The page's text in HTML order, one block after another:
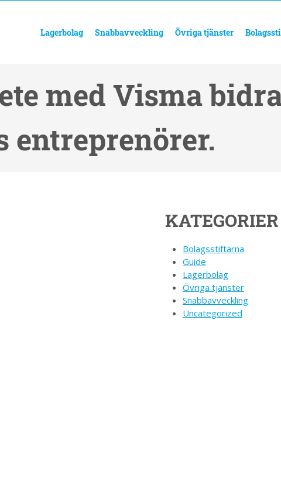
Lagerbolag Snabbavveckling Övriga tjänster
med Visma
KATEGORIER
Bolagsstiftarna
Guide
Lagerbolag
Övriga tjänster
Snabbavveckling
Uncategorized